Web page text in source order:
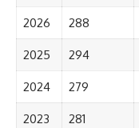
2026 288
2025 294
2024 279
2023 281